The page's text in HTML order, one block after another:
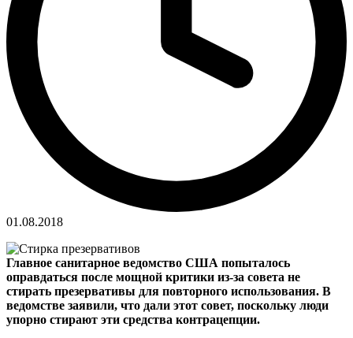
01.08.2018
Главное санитарное ведомство США попыталось
оправдаться после мощной критики из-за совета не
стирать презервативы для повторного использования. В
ведомстве заявили, что дали этот совет, поскольку люди
упорно стирают эти средства контрацепции.